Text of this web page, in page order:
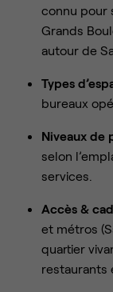
connu pour
Grands
autour de
Types
bureaux
Niveaux de
selon
services.
Accès &
et métros
quartier
restaurants